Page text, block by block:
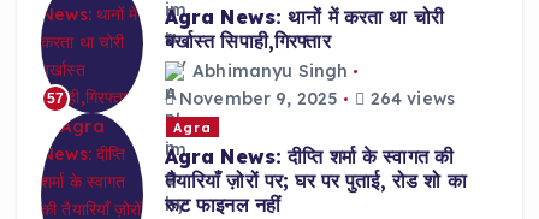
57
Agra News: थानों में करता था चोरी
बर्खास्त सिपाही,गिरफ्तार
Abhimanyu Singh
November 9, 2025
264 views
Agra
Agra News: दीप्ति शर्मा के स्वागत की
तैयारियाँ ज़ोरों पर; घर पर पुताई, रोड शो का
रूट फाइनल नहीं